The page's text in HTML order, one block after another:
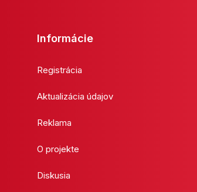
Informácie
Registrácia
Aktualizácia údajov
Reklama
O projekte
Diskusia